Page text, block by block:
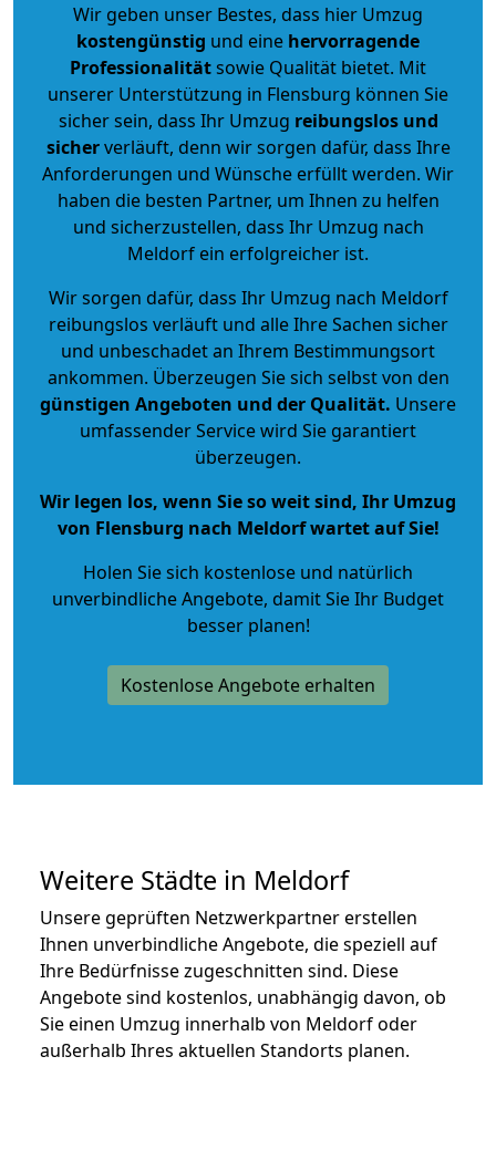
Wir geben unser Bestes, dass hier Umzug
kostengünstig und eine hervorragende
Professionalitätsowie Qualität bietet. Mit
unserer Unterstützung in Flensburg können Sie
sicher sein, dass Ihr Umzug reibungslos und
sicherverläuft, denn wir sorgen dafür, dass Ihre
Anforderungen und Wünsche erfüllt werden. Wir
haben die besten Partner, um Ihnen zu helfen
und sicherzustellen, dass Ihr Umzug nach
Meldorf ein erfolgreicher ist.
Wir sorgen dafür, dass Ihr Umzug nach Meldorf
reibungslos verläuft und alle Ihre Sachen sicher
und unbeschadet an Ihrem Bestimmungsort
ankommen. Überzeugen Sie sich selbst von den
günstigen Angeboten und der Qualität. Unsere
umfassender Service wird Sie garantiert
überzeugen.
Wir legen los, wenn Sie so weit sind, Ihr Umzug
von Flensburg nach Meldorf wartet auf Sie!
Holen Sie sich kostenlose und natürlich
unverbindliche Angebote, damit Sie Ihr Budget
besser planen!
Kostenlose Angebote erhalten
Weitere Städte in Meldorf
Unsere geprüften Netzwerkpartner erstellen
Ihnen unverbindliche Angebote, die speziell auf
Ihre Bedürfnisse zugeschnitten sind. Diese
Angebote sind kostenlos, unabhängig davon, ob
Sie einen Umzug innerhalb von Meldorf oder
außerhalb Ihres aktuellen Standorts planen.